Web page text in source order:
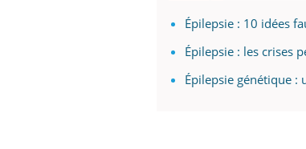
Épilepsie : 10 idées
Épilepsie : les crises
Épilepsie génétique :